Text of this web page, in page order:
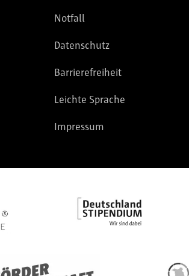
Notfall
Datenschutz
Barrierefreiheit
Leichte Sprache
Impressum